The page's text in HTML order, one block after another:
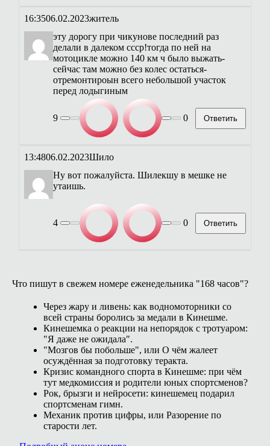
16:3506.02.2023житель
эту дорогу при чикунове последний раз
делали в далеком ссср!тогда по ней на
мотоцикле можно 140 км ч было выжать-
сейчас там можно без колес остаться-
отремонтироын всего небольшой участок
перед лодыгиным
9 0 Ответить
13:4806.02.2023Шило
Ну вот пожалуйста. Шилекшу в мешке не
утаишь.
4 0 Ответить
Что пишут в свежем номере еженедельника "168 часов"?
Через жару и ливень: как водномоторники со
всей страны боролись за медали в Кинешме.
Кинешемка о реакции на непорядок с тротуаром:
"Я даже не ожидала".
"Мозгов бы побольше", или О чём жалеет
осуждённая за подготовку теракта.
Кризис командного спорта в Кинешме: при чём
тут медкомиссия и родители юных спортсменов?
Рок, брызги и нейросети: кинешемец подарил
спортсменам гимн.
Механик против цифры, или Разорение по
старости лет.